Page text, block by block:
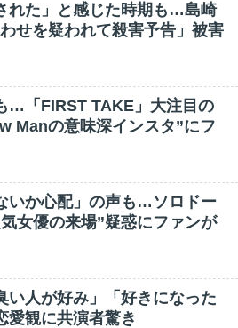
れた」と感じた時期も…島崎
せを疑われて殺害予告」被害
…「FIRST TAKE」大注目の
Manの意味深インスタ”にフ
いか心配」の声も…ソロドー
女優の来場”疑惑にファンが
い人が好み」「好きになった
愛観に共演者驚き